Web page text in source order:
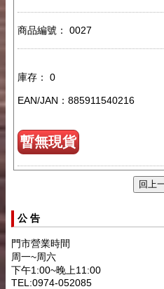
商品編號： 0027
庫存： 0
EAN/JAN：885911540216
暫無現貨
公 告
門市營業時間
周一~周六
下午1:00~晚上11:00
TEL:0974-052085